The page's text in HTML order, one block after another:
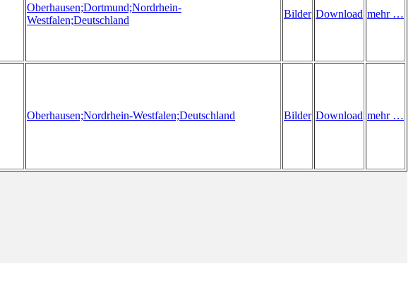
Oberhausen;Dortmund;Nordrhein-
Westfalen;Deutschland
Bilder Download mehr …
Oberhausen;Nordrhein-Westfalen;Deutschland Bilder Download mehr …